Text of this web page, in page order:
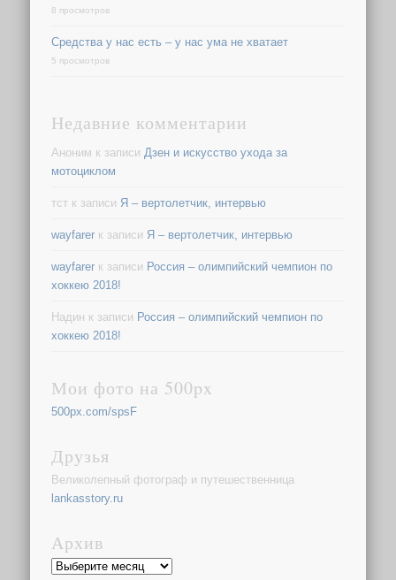
8 просмотров
Средства у нас есть – у нас ума не хватает
5 просмотров
Недавние комментарии
Аноним к записиДзен и искусство ухода за
мотоциклом
тст к записи Я – вертолетчик, интервью
wayfarer к записи Я – вертолетчик, интервью
wayfarer к записи Россия – олимпийский чемпион по
хоккею 2018!
Надин к записи Россия – олимпийский чемпион по
хоккею 2018!
Мои фото на 500px
500px.com/spsF
Друзья
Великолепный фотограф и путешественница
lankasstory.ru
Архив
Архив